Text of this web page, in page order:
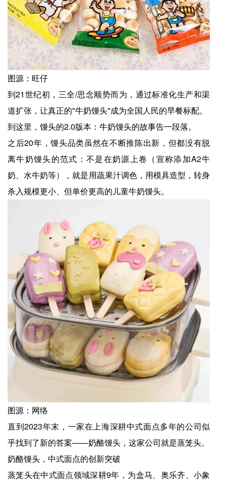
图源：旺仔
到21世纪初，三全/思念顺势而为，通过标准化生产和渠
道扩张，让真正的"牛奶馒头"成为全国人民的早餐标配。
到这里，馒头的2.0版本：牛奶馒头的故事告一段落。
之后20年，馒头品类虽然在不断推陈出新，但都没有脱
离牛奶馒头的范式：不是在奶源上卷（宣称添加A2牛
奶、水牛奶等），就是用蔬果汁调色，用模具造型，转身
杀入规模更小、但单价更高的儿童牛奶馒头。
图源：网络
直到2023年末，一家在上海深耕中式面点多年的公司似
乎找到了新的答案——奶酪馒头，这家公司就是蒸笼头。
奶酪馒头，中式面点的创新突破
蒸笼头在中式面点领域深耕9年，为盒马、奥乐齐、小象